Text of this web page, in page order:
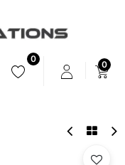
0
0